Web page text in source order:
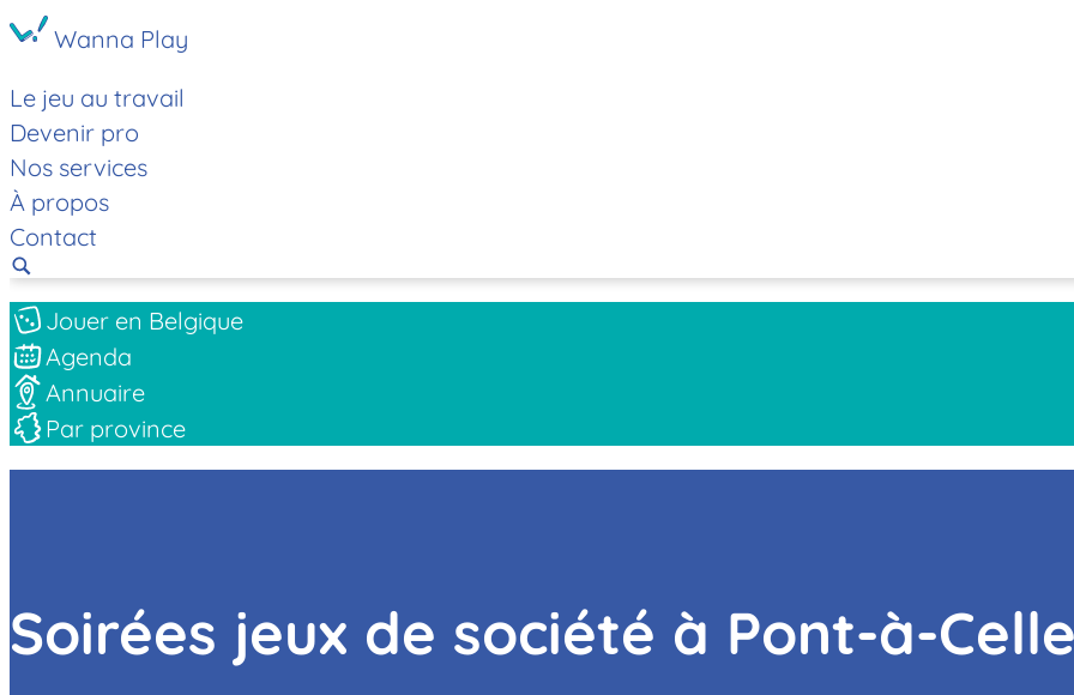
Wanna Play
Le jeu au travail
Devenir pro
Nos services
À propos
Contact
Jouer en Belgique
Agenda
Annuaire
Par province
Soirées jeux de société à Pont-à-